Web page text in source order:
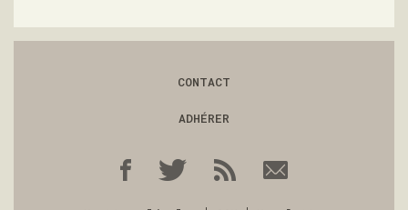
CONTACT
ADHÉRER